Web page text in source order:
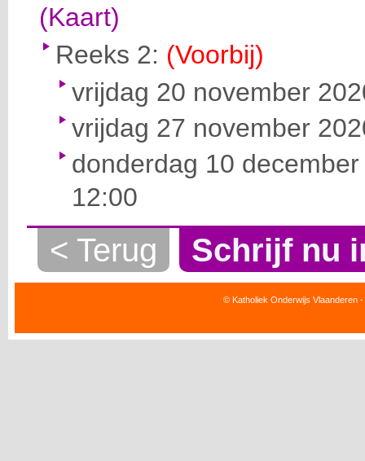
(Kaart)
Reeks 2: (Voorbij)
vrijdag 20 november
vrijdag 27 november
donderdag 10
12:00
< Terug Schrijf nu
© Katholiek Onderwijs Vlaanderen